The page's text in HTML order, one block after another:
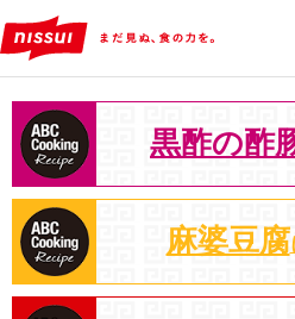
黒酢の酢
麻婆豆腐